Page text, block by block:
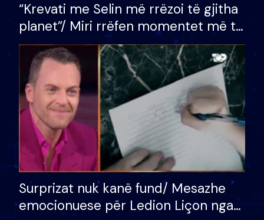
“Krevati me Selin më rrëzoi të gjitha
planet”/ Miri rrëfen momentet më të
bukura në shtëpinë e BB VIP: Do më
mungojë zilja e mëngjesit kur…
Surprizat nuk kanë fund/ Mesazhe
emocionuese për Ledion Liçon nga